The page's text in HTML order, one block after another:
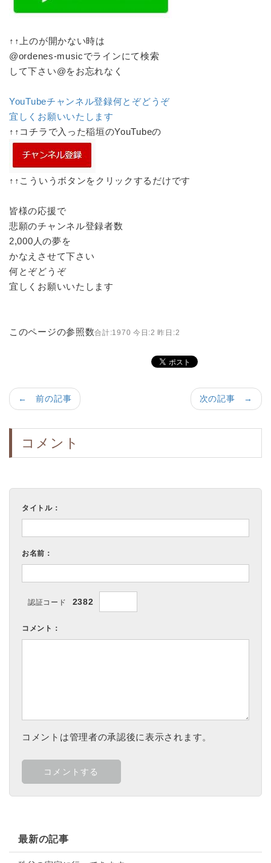
↑↑上のが開かない時は
@ordenes‐musicでラインにて検索
して下さい@をお忘れなく
YouTubeチャンネル登録何とぞどうぞ
宜しくお願いいたします
↑↑コチラで入った稲垣のYouTubeの
↑↑こういうボタンをクリックするだけです
皆様の応援で
悲願のチャンネル登録者数
2,000人の夢を
かなえさせて下さい
何とぞどうぞ
宜しくお願いいたします
このページの参照数合計:1970 今日:2 昨日:2
次の記事 →
← 前の記事
コメント
タイトル：
お名前：
認証コード 2382
コメント：
コメントは管理者の承認後に表示されます。
最新の記事